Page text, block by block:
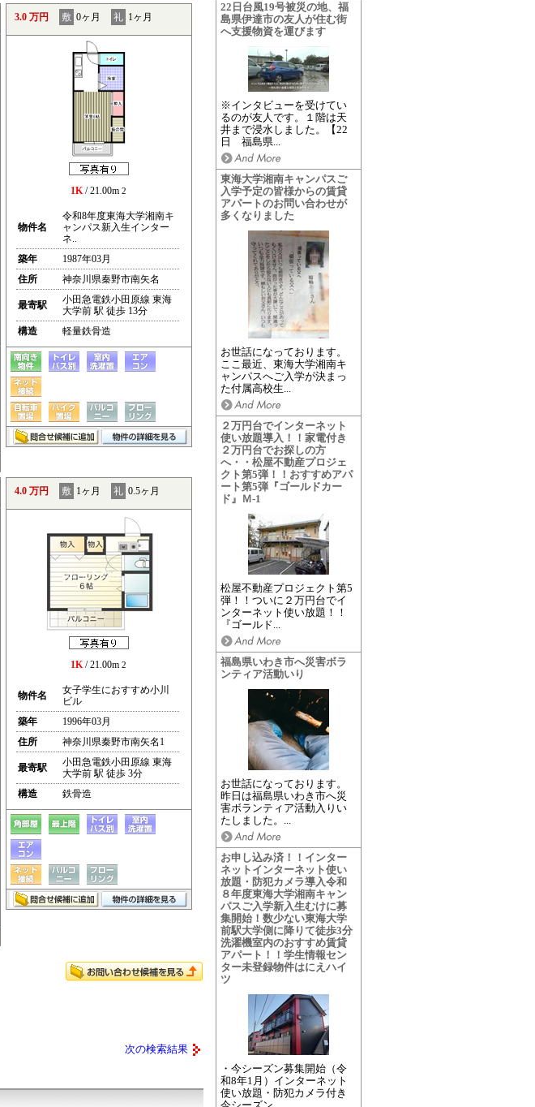
22日台風19号被災の地、福
島県伊達市の友人が住む街
へ支援物資を運びます
※インタビューを受けてい
るのが友人です。１階は天
井まで浸水しました。【22
日 福島県...
東海大学湘南キャンパスご
入学予定の皆様からの賃貸
アパートのお問い合わせが
多くなりました
お世話になっております。
ここ最近、東海大学湘南キ
ャンパスへご入学が決まっ
た付属高校生...
２万円台でインターネット
使い放題導入！！家電付き
２万円台でお探しの方
へ・・松屋不動産プロジェ
クト第5弾！！おすすめアパ
ート第5弾『ゴールドカー
ド』Ｍ-1
松屋不動産プロジェクト第5
弾！！ついに２万円台でイ
ンターネット使い放題！！
『ゴールド...
福島県いわき市へ災害ボラ
ンティア活動いり
お世話になっております。
昨日は福島県いわき市へ災
害ボランティア活動入りい
たしました。...
お申し込み済！！インター
ネットインターネット使い
放題・防犯カメラ導入令和
８年度東海大学湘南キャン
パスご入学新入生むけに募
集開始！数少ない東海大学
前駅大学側に降りて徒歩3分
洗濯機室内のおすすめ賃貸
アパート！！学生情報セン
ター未登録物件はにえハイ
ツ
・今シーズン募集開始（令
和8年1月）インターネット
使い放題・防犯カメラ付き
3.0 万円 敷 0ヶ月 礼 1ヶ月
1K/ 21.00m 2
物件名
令和8年度東海大学湘南キ
ャンパス新入生インター
ネ..
築年
1987年03月
住所
神奈川県秦野市南矢名
最寄駅
小田急電鉄小田原線 東海
大学前 駅 徒歩 13分
構造
軽量鉄骨造
4.0 万円 敷 1ヶ月 礼 0.5ヶ月
1K/ 21.00m 2
物件名
女子学生におすすめ小川
ビル
築年
1996年03月
住所
神奈川県秦野市南矢名1
最寄駅
小田急電鉄小田原線 東海
大学前 駅 徒歩 3分
構造
鉄骨造
次の検索結果